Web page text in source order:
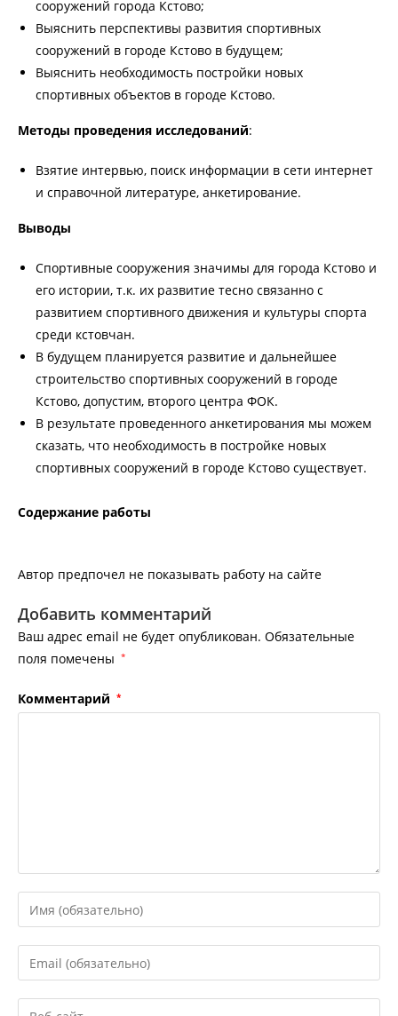
сооружений города Кстово;
Выяснить перспективы развития спортивных
сооружений в городе Кстово в будущем;
Выяснить необходимость постройки новых
спортивных объектов в городе Кстово.
Методы проведения исследований:
Взятие интервью, поиск информации в сети интернет
и справочной литературе, анкетирование.
Выводы
Спортивные сооружения значимы для города Кстово и
его истории, т.к. их развитие тесно связанно с
развитием спортивного движения и культуры спорта
среди кстовчан.
В будущем планируется развитие и дальнейшее
строительство спортивных сооружений в городе
Кстово, допустим, второго центра ФОК.
В результате проведенного анкетирования мы можем
сказать, что необходимость в постройке новых
спортивных сооружений в городе Кстово существует.
Содержание работы
Автор предпочел не показывать работу на сайте
Добавить комментарий
Ваш адрес email не будет опубликован. Обязательные
поля помечены *
Комментарий *
Введите
свое
имя
или
Введите
свой
email-
Введите